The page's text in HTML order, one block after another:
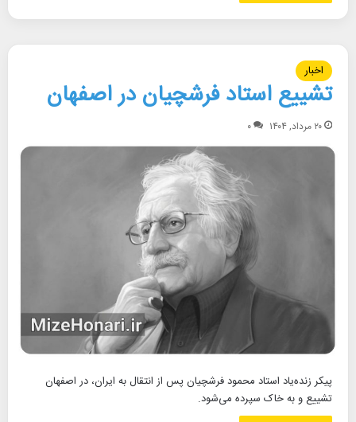
اخبار
تشییع استاد فرشچیان در اصفهان
۲۰ مرداد, ۱۴۰۴ ۰
پیکر زنده‌یاد استاد محمود فرشچیان پس از انتقال به ایران، در اصفهان
تشییع و به خاک سپرده می‌شود.